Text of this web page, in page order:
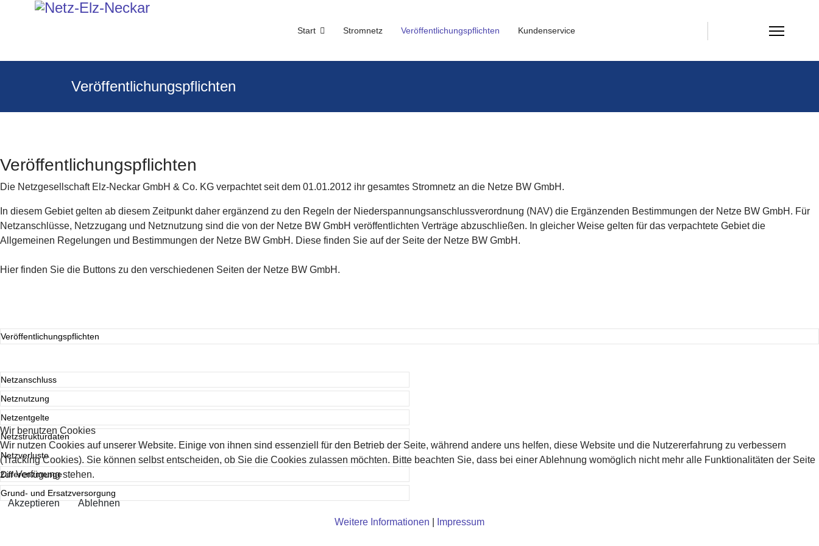
Start Stromnetz Veröffentlichungspflichten Kundenservice
Veröffentlichungspflichten
Veröffentlichungspflichten
Die Netzgesellschaft Elz-Neckar GmbH & Co. KG verpachtet seit dem 01.01.2012 ihr gesamtes Stromnetz an die Netze BW GmbH.
In diesem Gebiet gelten ab diesem Zeitpunkt daher ergänzend zu den Regeln der Niederspannungsanschlussverordnung (NAV) die Ergänzenden Bestimmungen der Netze BW GmbH. Für
Netzanschlüsse, Netzzugang und Netznutzung sind die von der Netze BW GmbH veröffentlichten Verträge abzuschließen. In gleicher Weise gelten für das verpachtete Gebiet die
Allgemeinen Regelungen und Bestimmungen der Netze BW GmbH. Diese finden Sie auf der Seite der Netze BW GmbH.
Hier finden Sie die Buttons zu den verschiedenen Seiten der Netze BW GmbH.
Veröffentlichungspflichten
Netzanschluss
Netznutzung
Netzentgelte
Netzstrukturdaten
Netzverluste
Differenzmenge
Grund- und Ersatzversorgung
Wir benutzen Cookies
Wir nutzen Cookies auf unserer Website. Einige von ihnen sind essenziell für den Betrieb der Seite, während andere uns helfen, diese Website und die Nutzererfahrung zu verbessern
(Tracking Cookies). Sie können selbst entscheiden, ob Sie die Cookies zulassen möchten. Bitte beachten Sie, dass bei einer Ablehnung womöglich nicht mehr alle Funktionalitäten der Seite
zur Verfügung stehen.
Akzeptieren
Ablehnen
Weitere Informationen
Impressum